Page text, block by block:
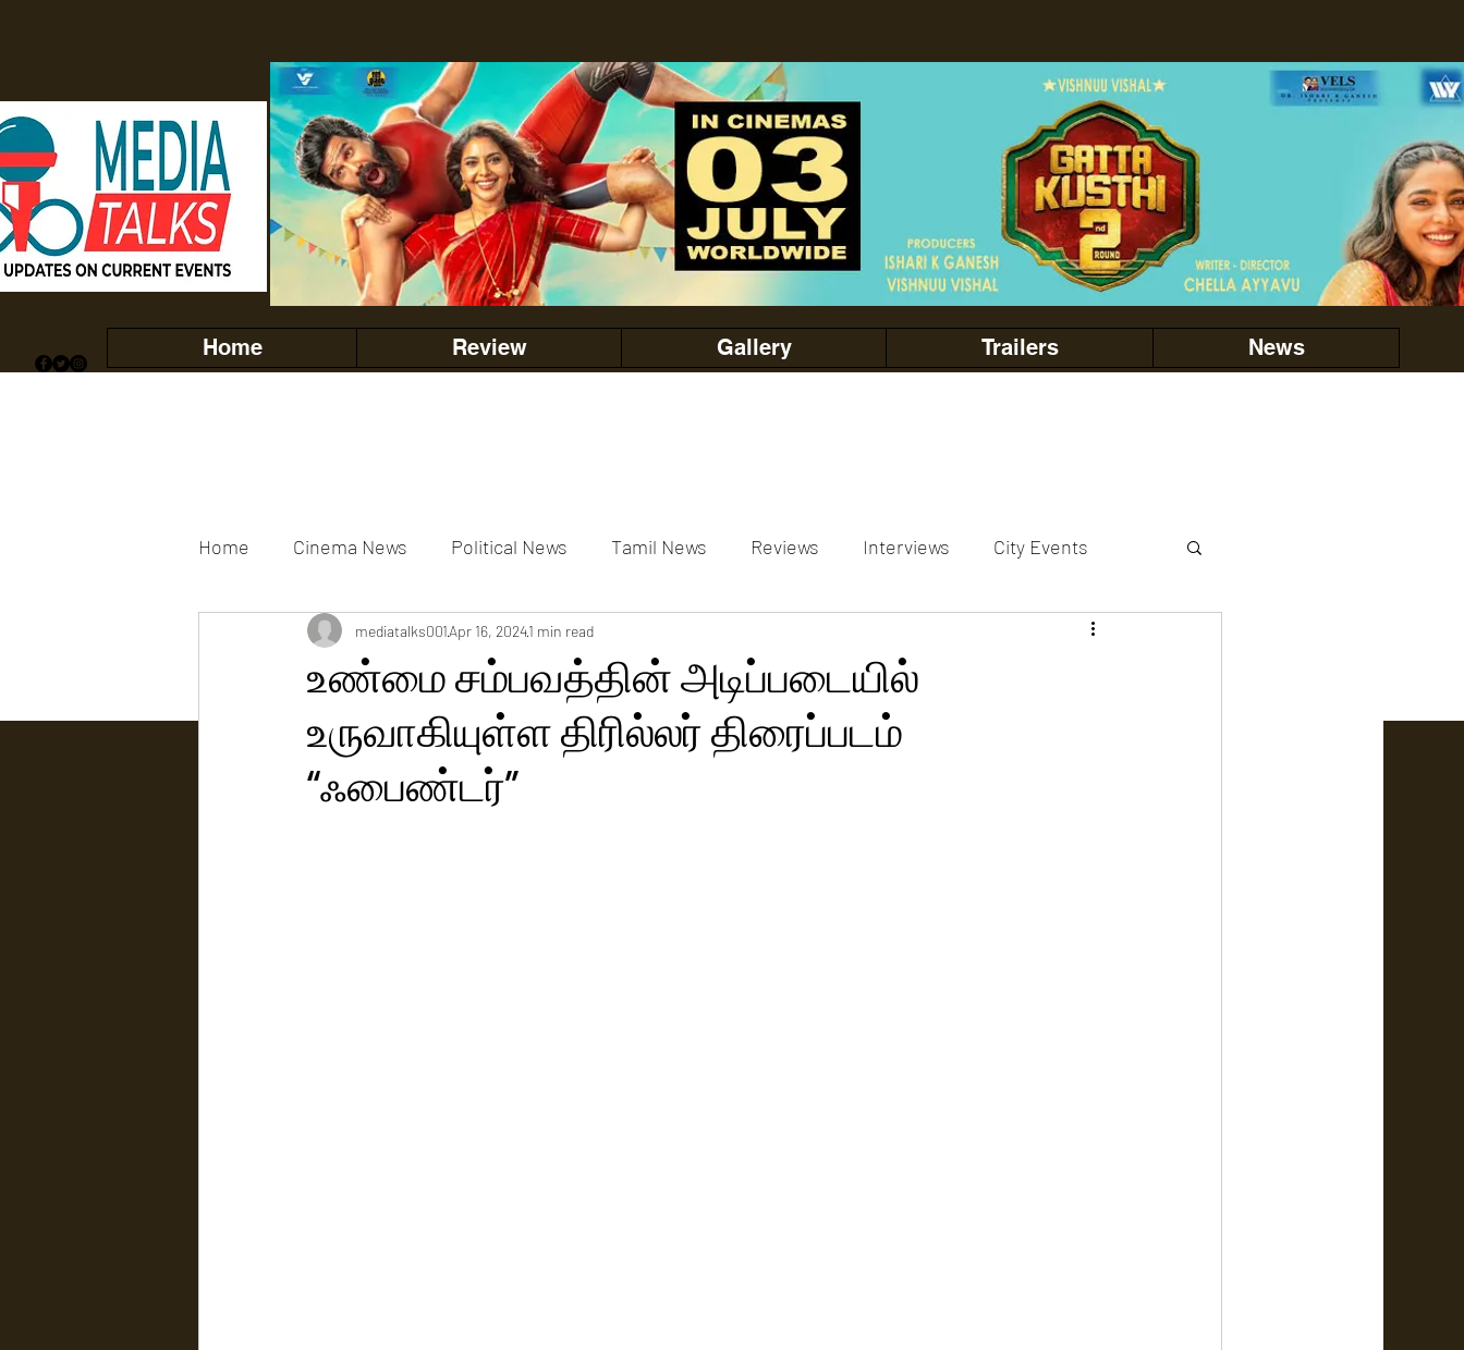
Home Review Gallery Trailers News
Home Cinema News Political News Tamil News Reviews Interviews City Events
Movies Gallery Actress Gallery Events Gallery actors gallery
உண்மை சம்பவத்தின் அடிப்படையில்
உருவாகியுள்ள திரில்லர் திரைப்படம்
“ஃபைண்டர்”
mediatalks001Apr 16, 20241 min read